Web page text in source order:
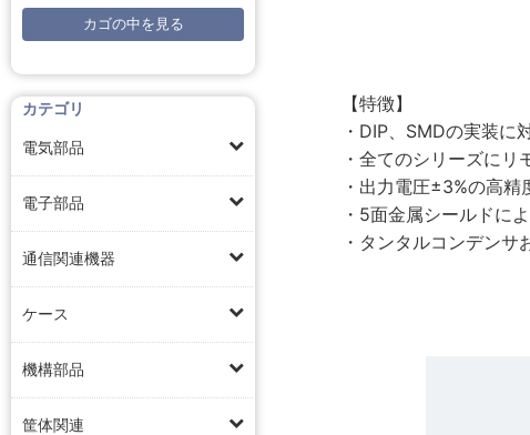
カゴの中を見る
カテゴリ
電気部品
電子部品
通信関連機器
ケース
機構部品
筐体関連
【特徴】
・DIP、SMDの実装
・全てのシリーズに
・出力電圧±3%の高
・5面金属シールドに
・タンタルコンデン